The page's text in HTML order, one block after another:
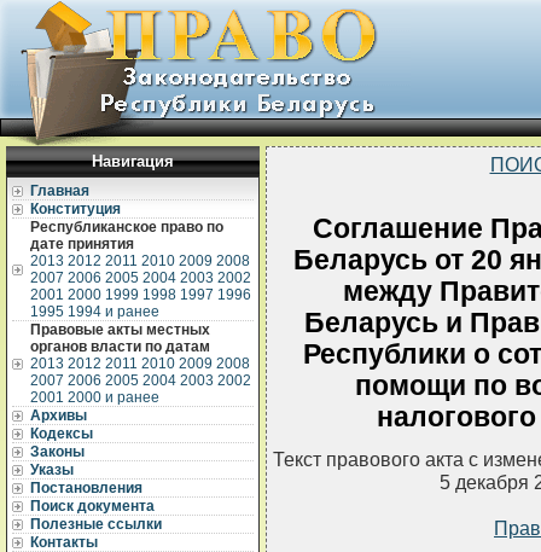
Навигация
Главная
Конституция
Республиканское право по
дате принятия
2013 2012 2011 2010 2009 2008
2007 2006 2005 2004 2003 2002
2001 2000 1999 1998 1997 1996
1995 1994 и ранее
Правовые акты местных
органов власти по датам
2013 2012 2011 2010 2009 2008
2007 2006 2005 2004 2003 2002
2001 2000 и ранее
Архивы
Кодексы
Законы
Указы
Постановления
Поиск документа
Полезные ссылки
Контакты
Соглашение
Беларусь от 20
между
Беларусь и
Республики о
помощи по
Текст правового акта с
5 декабря